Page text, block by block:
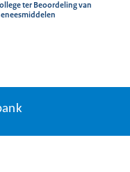
ter Beoordeling van